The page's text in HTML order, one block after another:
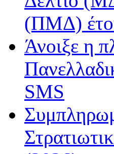
(ΠΜΔ)
Άνοιξε η
SMS